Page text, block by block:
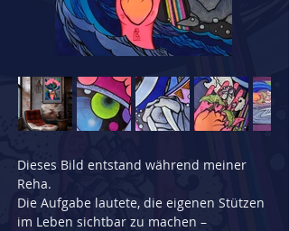
Dieses Bild entstand während meiner
Reha.
Die Aufgabe lautete, die eigenen Stützen
im Leben sichtbar zu machen –